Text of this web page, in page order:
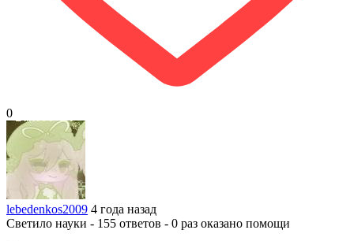
0
lebedenkos2009 4 года назад
Светило науки - 155 ответов - 0 раз оказано помощи